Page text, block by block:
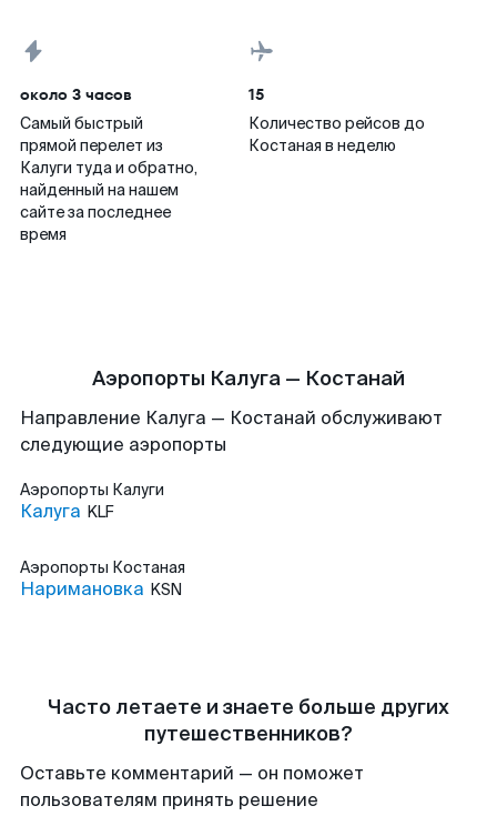
около 3 часов
Самый быстрый
прямой перелет из
Калуги туда и обратно,
найденный на нашем
сайте за последнее
время
15
Количество рейсов до
Костаная в неделю
Аэропорты Калуга — Костанай
Направление Калуга — Костанай обслуживают
следующие аэропорты
Аэропорты Калуги
Калуга KLF
Аэропорты Костаная
Наримановка KSN
Часто летаете и знаете больше других
путешественников?
Оставьте комментарий — он поможет
пользователям принять решение